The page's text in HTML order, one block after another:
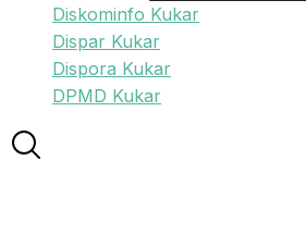
Diskominfo Kukar
Dispar Kukar
Dispora Kukar
DPMD Kukar